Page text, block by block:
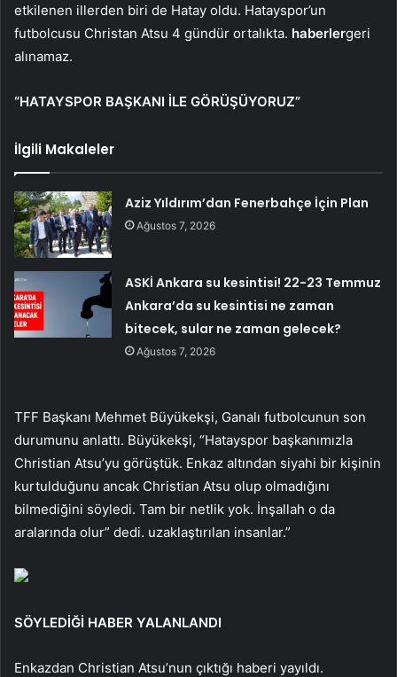
etkilenen illerden biri de Hatay oldu. Hatayspor’un
futbolcusu Christan Atsu 4 gündür ortalıkta. haberlergeri
alınamaz.
“HATAYSPOR BAŞKANI İLE GÖRÜŞÜYORUZ”
İlgili Makaleler
Aziz Yıldırım’dan Fenerbahçe İçin Plan
Ağustos 7, 2026
ASKİ Ankara su kesintisi! 22-23 Temmuz
Ankara’da su kesintisi ne zaman
bitecek, sular ne zaman gelecek?
Ağustos 7, 2026
TFF Başkanı Mehmet Büyükekşi, Ganalı futbolcunun son
durumunu anlattı. Büyükekşi, “Hatayspor başkanımızla
Christian Atsu’yu görüştük. Enkaz altından siyahi bir kişinin
kurtulduğunu ancak Christian Atsu olup olmadığını
bilmediğini söyledi. Tam bir netlik yok. İnşallah o da
aralarında olur” dedi. uzaklaştırılan insanlar.”
SÖYLEDİĞİ HABER YALANLANDI
Enkazdan Christian Atsu’nun çıktığı haberi yayıldı.